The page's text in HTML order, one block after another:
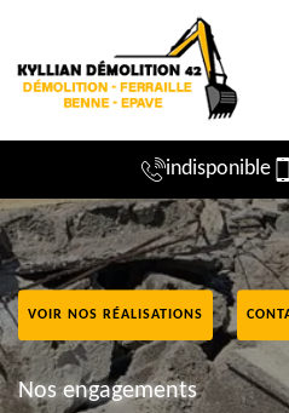
indisponible
VOIR NOS RÉALISATIONS
Nos engagements